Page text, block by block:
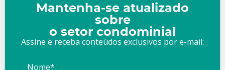
Mantenha-se atualizado
sobre
o setor condominial
Assine e receba conteúdos exclusivos por e-mail:
Nome*